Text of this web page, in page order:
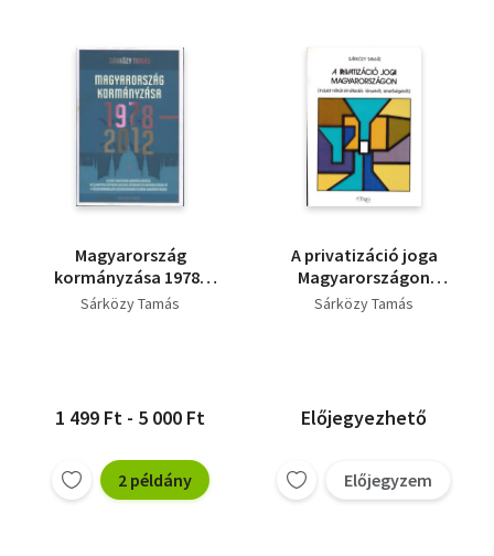
Magyarország
kormányzása 1978-
2012 - A szoft
demokrácia
kormányzásán át a
vezérdemokráciájának
kormányzásáig
Sárközy Tamás
1 499 Ft - 5 000 Ft
2 példány
A privatizáció joga
Magyarországon
(dedikált)
Sárközy Tamás
Előjegyezhető
Előjegyzem